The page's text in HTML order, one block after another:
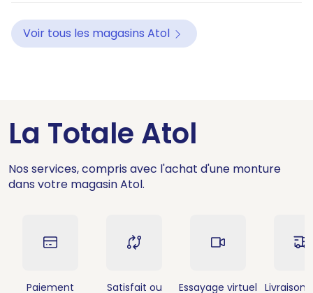
Voir tous les magasins Atol
La Totale Atol
Nos services, compris avec l'achat d'une monture
dans votre magasin Atol.
Paiement
Satisfait ou
Essayage virtuel Livraison